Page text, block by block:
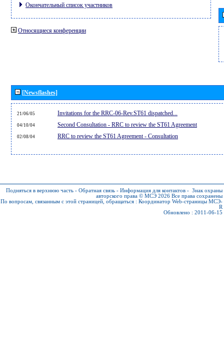
Окончательный список участников
Относящиеся конференции
[Newsflashes]
21/06/05 Invitations for the RRC-06-Rev.ST61 dispatched...
04/10/04 Second Consultation - RRC to review the ST61 Agreement
02/08/04 RRC to review the ST61 Agreement - Consultation
Подняться в верхнюю часть - Обратная связь - Информация для контактов - Знак охраны
авторского права © МСЭ 2026 Все права сохранены
По вопросам, связанным с этой страницей, обращаться : Координатор Web-страницы МСЭ-
R
Обновлено : 2011-06-15